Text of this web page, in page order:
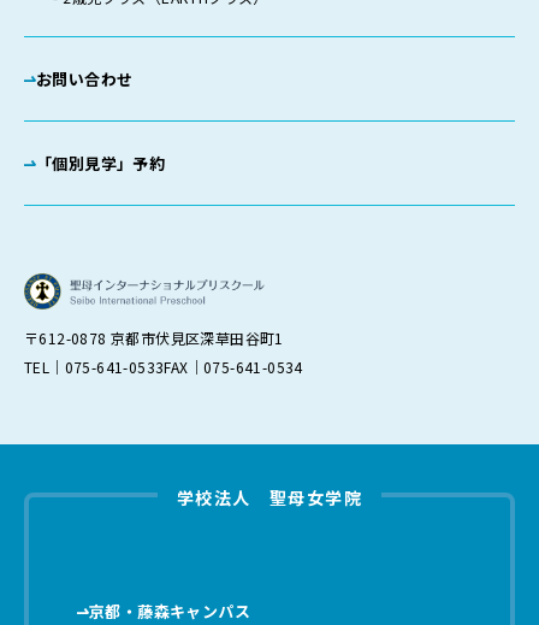
お問い合わせ
「個別見学」予約
〒612-0878 京都市伏見区深草田谷町1
TEL｜075-641-0533FAX｜075-641-0534
学校法人 聖母女学院
京都・藤森キャンパス